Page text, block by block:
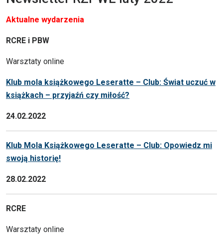
Aktualne wydarzenia
RCRE i PBW
Warsztaty online
Klub mola książkowego Leseratte – Club: Świat uczuć w
książkach – przyjaźń czy miłość?
24.02.2022
Klub Mola Książkowego Leseratte – Club: Opowiedz mi
swoją historię!
28.02.2022
RCRE
Warsztaty online